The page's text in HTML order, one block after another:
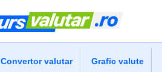
Convertor valutar Grafic valute